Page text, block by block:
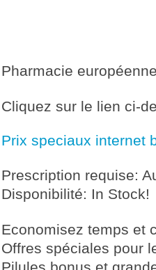
Pharmacie
Cliquez sur le lien ci-
Prix speciaux internet
Prescription requise:
Disponibilité: In Stock!
Economisez temps et
Offres spéciales pour